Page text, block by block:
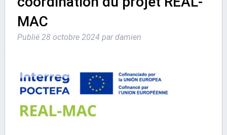
MAC
Publié 28 octobre 2024 par damien